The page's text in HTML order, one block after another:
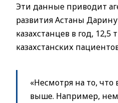
Эти данные приводит
развития Астаны
казахстанцев в год,
казахстанских
«Несмотря на то,
выше. Например,